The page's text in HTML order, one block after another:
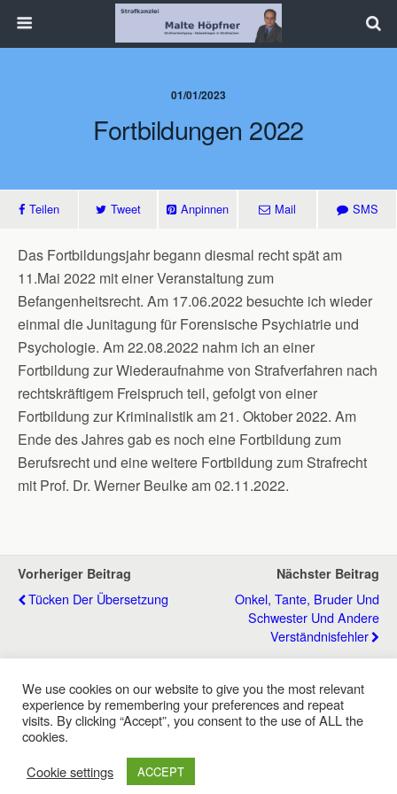
01/01/2023
Fortbildungen 2022
Teilen Tweet Anpinnen Mail SMS
Das Fortbildungsjahr begann diesmal recht spät am
11.Mai 2022 mit einer Veranstaltung zum
Befangenheitsrecht. Am 17.06.2022 besuchte ich wieder
einmal die Junitagung für Forensische Psychiatrie und
Psychologie. Am 22.08.2022 nahm ich an einer
Fortbildung zur Wiederaufnahme von Strafverfahren nach
rechtskräftigem Freispruch teil, gefolgt von einer
Fortbildung zur Kriminalistik am 21. Oktober 2022. Am
Ende des Jahres gab es noch eine Fortbildung zum
Berufsrecht und eine weitere Fortbildung zum Strafrecht
mit Prof. Dr. Werner Beulke am 02.11.2022.
Vorheriger Beitrag
Tücken Der Übersetzung
Nächster Beitrag
Onkel, Tante, Bruder Und
Schwester Und Andere
Verständnisfehler
Zum Seitenanfang
Mobil
We use cookies on our website to give you the most relevant
experience by remembering your preferences and repeat
visits. By clicking “Accept”, you consent to the use of ALL the
cookies.
Cookie settings
ACCEPT